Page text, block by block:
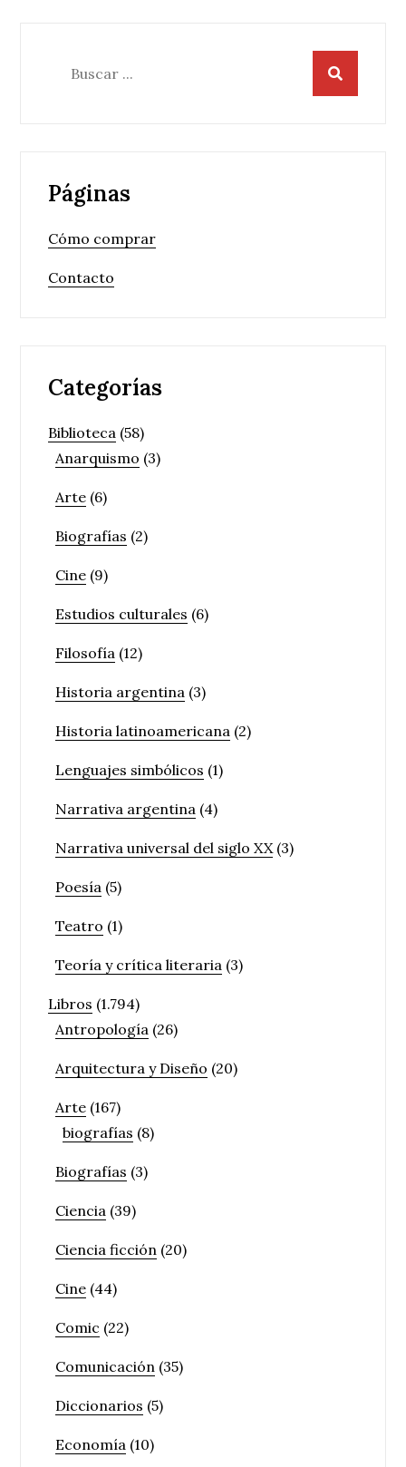
Páginas
Cómo comprar
Contacto
Categorías
Biblioteca (58)
Anarquismo (3)
Arte (6)
Biografías (2)
Cine (9)
Estudios culturales (6)
Filosofía (12)
Historia argentina (3)
Historia latinoamericana (2)
Lenguajes simbólicos (1)
Narrativa argentina (4)
Narrativa universal del siglo XX(3)
Poesía (5)
Teatro (1)
Teoría y crítica literaria (3)
Libros (1.794)
Antropología (26)
Arquitectura y Diseño (20)
Arte (167)
biografías (8)
Biografías (3)
Ciencia (39)
Ciencia ficción (20)
Cine (44)
Comic (22)
Comunicación (35)
Diccionarios (5)
Economía (10)